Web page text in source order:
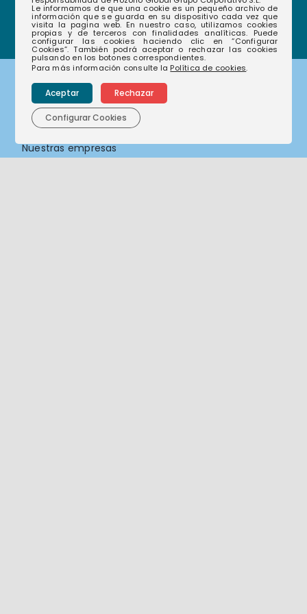
Corporativo
Nuestras empresas
Le informamos de que una cookie es un pequeño archivo de
información que se guarda en su dispositivo cada vez que
visita la pagina web. En nuestro caso, utilizamos cookies
propias y de terceros con finalidades analíticas. Puede
configurar las cookies haciendo clic en “Configurar
Cookies”. También podrá aceptar o rechazar las cookies
pulsando en los botones correspondientes.
Para más información consulte la Política de cookies.
Aceptar Rechazar
Configurar Cookies